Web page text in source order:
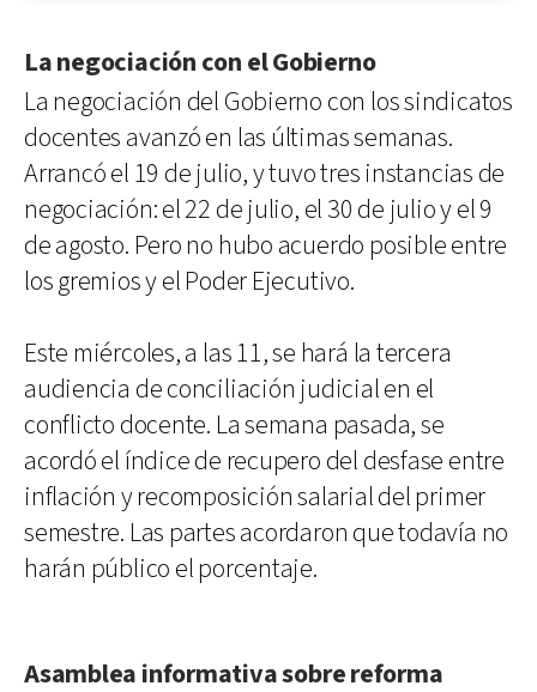
La negociación con el Gobierno
La negociación del Gobierno con los sindicatos
docentes avanzó en las últimas semanas.
Arrancó el 19 de julio, y tuvo tres instancias de
negociación: el 22 de julio, el 30 de julio y el 9
de agosto. Pero no hubo acuerdo posible entre
los gremios y el Poder Ejecutivo.
Este miércoles, a las 11, se hará la tercera
audiencia de conciliación judicial en el
conflicto docente. La semana pasada, se
acordó el índice de recupero del desfase entre
inflación y recomposición salarial del primer
semestre. Las partes acordaron que todavía no
harán público el porcentaje.
Asamblea informativa sobre reforma